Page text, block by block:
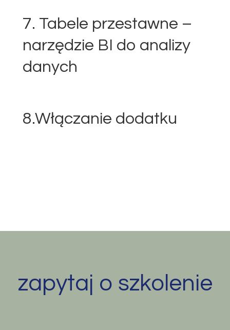
7. Tabele przestawne –
narzędzie BI do analizy
danych
8.Włączanie dodatku
zapytaj o szkolenie